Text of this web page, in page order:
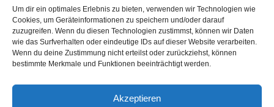
Um dir ein optimales Erlebnis zu bieten, verwenden wir Technologien wie
Cookies, um Geräteinformationen zu speichern und/oder darauf
zuzugreifen. Wenn du diesen Technologien zustimmst, können wir Daten
wie das Surfverhalten oder eindeutige IDs auf dieser Website verarbeiten.
Wenn du deine Zustimmung nicht erteilst oder zurückziehst, können
bestimmte Merkmale und Funktionen beeinträchtigt werden.
Akzeptieren
GPS Viehortung
GPS für Events
GPS Lieferketten Management